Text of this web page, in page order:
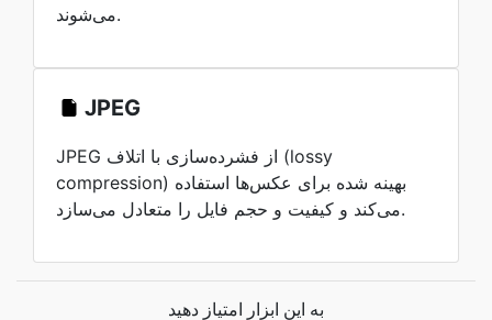
می‌شوند.
JPEG
JPEG از فشرده‌سازی با اتلاف (lossy
compression) بهینه شده برای عکس‌ها استفاده
می‌کند و کیفیت و حجم فایل را متعادل می‌سازد.
به این ابزار امتیاز دهید